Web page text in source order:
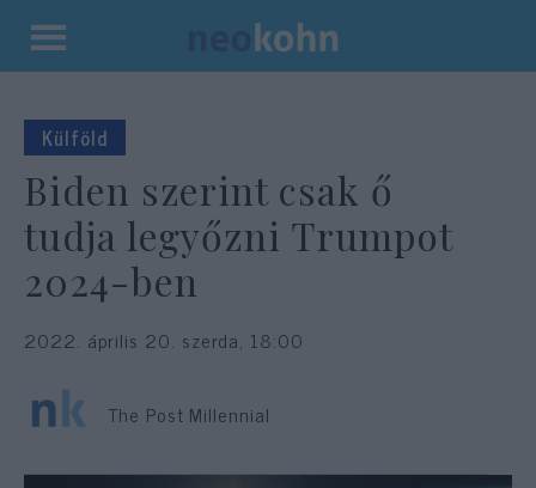
Kilépés
tartalomba
Külföld
Biden szerint csak ő
tudja legyőzni Trumpot
2024-ben
2022. április 20. szerda, 18:00
The Post Millennial